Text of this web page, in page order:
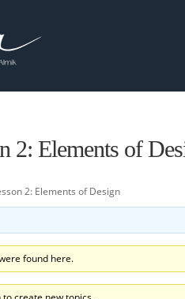
2: Elements of
2: Elements of Design
found here.